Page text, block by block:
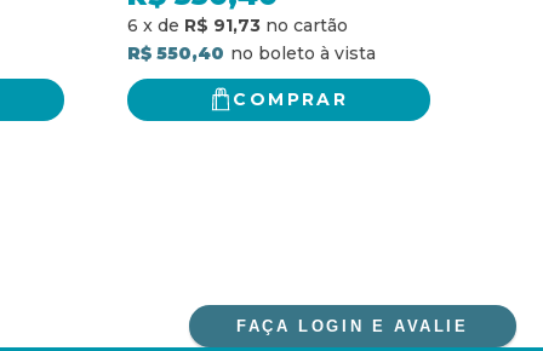
6 x de R$ 91,73
R$ 550,40
COMPRAR
FAÇA LOGIN E AVALIE